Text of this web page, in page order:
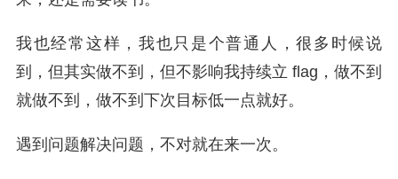
我也经常这样，我也只是个普通人，很多时候说
到，但其实做不到，但不影响我持续立 flag，做不到
就做不到，做不到下次目标低一点就好。
遇到问题解决问题，不对就在来一次。